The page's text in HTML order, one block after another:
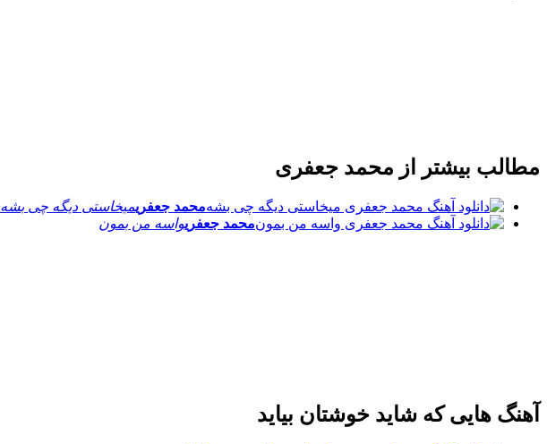
مطالب بیشتر از محمد جعفری
محمد جعفریمیخاستی دیگه چی بشه
محمد جعفریواسه من بمون
آهنگ هایی که شاید خوشتان بیاید